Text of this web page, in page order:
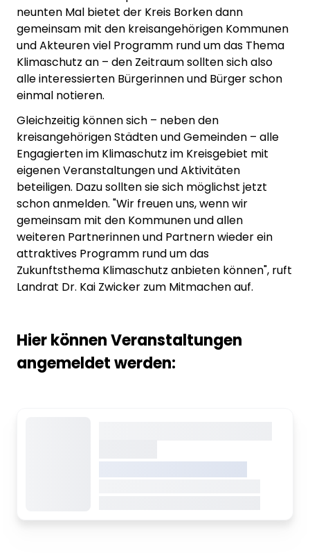
neunten Mal bietet der Kreis Borken dann
gemeinsam mit den kreisangehörigen Kommunen
und Akteuren viel Programm rund um das Thema
Klimaschutz an – den Zeitraum sollten sich also
alle interessierten Bürgerinnen und Bürger schon
einmal notieren.
Gleichzeitig können sich – neben den
kreisangehörigen Städten und Gemeinden – alle
Engagierten im Klimaschutz im Kreisgebiet mit
eigenen Veranstaltungen und Aktivitäten
beteiligen. Dazu sollten sie sich möglichst jetzt
schon anmelden. "Wir freuen uns, wenn wir
gemeinsam mit den Kommunen und allen
weiteren Partnerinnen und Partnern wieder ein
attraktives Programm rund um das
Zukunftsthema Klimaschutz anbieten können", ruft
Landrat Dr. Kai Zwicker zum Mitmachen auf.
Hier können Veranstaltungen
angemeldet werden: